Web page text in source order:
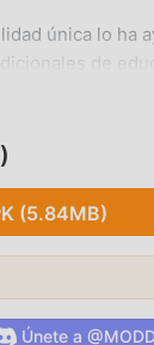
única lo ha
de
la
globales venga
a muchos
(5.84MB)
Únete a